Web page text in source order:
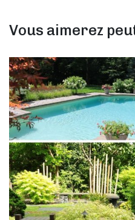
Vous aimerez